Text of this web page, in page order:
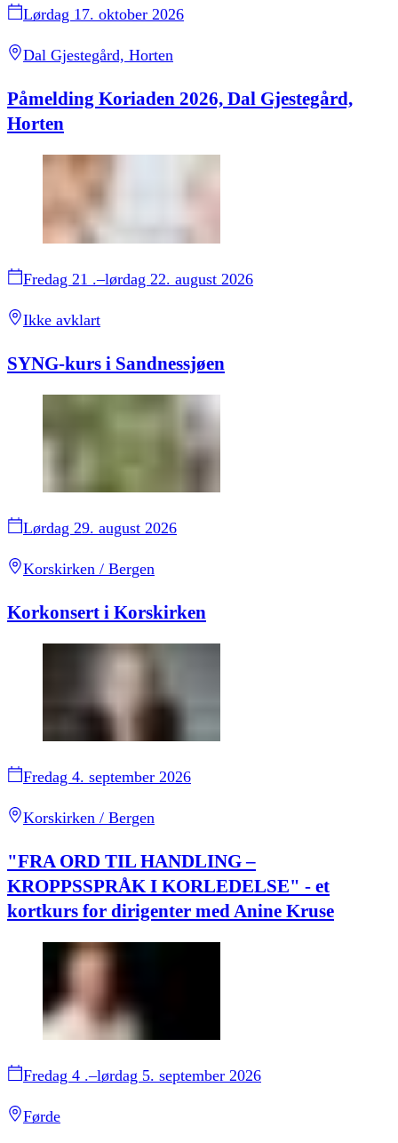
Lørdag 17. oktober 2026
Dal Gjestegård, Horten
Påmelding Koriaden 2026, Dal Gjestegård,
Horten
Fredag 21 .–lørdag 22. august 2026
Ikke avklart
SYNG-kurs i Sandnessjøen
Lørdag 29. august 2026
Korskirken / Bergen
Korkonsert i Korskirken
Fredag 4. september 2026
Korskirken / Bergen
"FRA ORD TIL HANDLING –
KROPPSSPRÅK I KORLEDELSE" - et
kortkurs for dirigenter med Anine Kruse
Fredag 4 .–lørdag 5. september 2026
Førde